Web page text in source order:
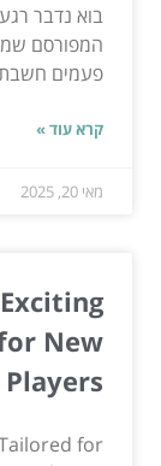
בוא נדבר
המפורסם
פעמים
קרא עוד »
מאי 20, 2025
New
Players
for